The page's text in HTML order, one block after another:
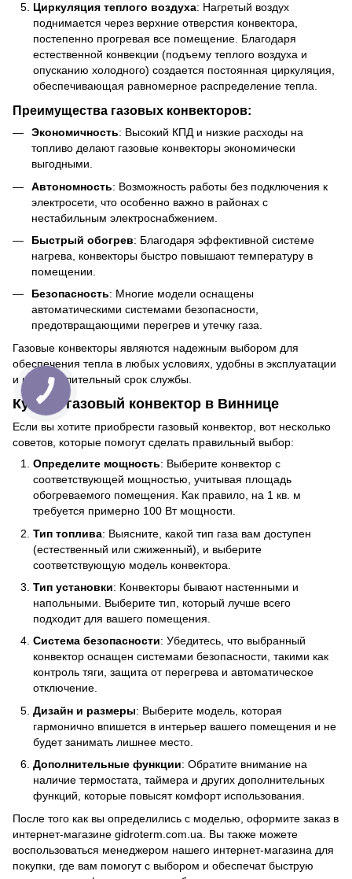
Циркуляция теплого воздуха: Нагретый воздух
поднимается через верхние отверстия конвектора,
постепенно прогревая все помещение. Благодаря
естественной конвекции (подъему теплого воздуха и
опусканию холодного) создается постоянная циркуляция,
обеспечивающая равномерное распределение тепла.
Преимущества газовых конвекторов:
Экономичность: Высокий КПД и низкие расходы на
топливо делают газовые конвекторы экономически
выгодными.
Автономность: Возможность работы без подключения к
электросети, что особенно важно в районах с
нестабильным электроснабжением.
Быстрый обогрев: Благодаря эффективной системе
нагрева, конвекторы быстро повышают температуру в
помещении.
Безопасность: Многие модели оснащены
автоматическими системами безопасности,
предотвращающими перегрев и утечку газа.
Газовые конвекторы являются надежным выбором для
обеспечения тепла в любых условиях, удобны в эксплуатации
и имеют длительный срок службы.
Купить газовый конвектор в Виннице
Если вы хотите приобрести газовый конвектор, вот несколько
советов, которые помогут сделать правильный выбор:
Определите мощность: Выберите конвектор с
соответствующей мощностью, учитывая площадь
обогреваемого помещения. Как правило, на 1 кв. м
требуется примерно 100 Вт мощности.
Тип топлива: Выясните, какой тип газа вам доступен
(естественный или сжиженный), и выберите
соответствующую модель конвектора.
Тип установки: Конвекторы бывают настенными и
напольными. Выберите тип, который лучше всего
подходит для вашего помещения.
Система безопасности: Убедитесь, что выбранный
конвектор оснащен системами безопасности, такими как
контроль тяги, защита от перегрева и автоматическое
отключение.
Дизайн и размеры: Выберите модель, которая
гармонично впишется в интерьер вашего помещения и не
будет занимать лишнее место.
Дополнительные функции: Обратите внимание на
наличие термостата, таймера и других дополнительных
функций, которые повысят комфорт использования.
После того как вы определились с моделью, оформите заказ в
интернет-магазине gidroterm.com.ua. Вы также можете
воспользоваться менеджером нашего интернет-магазина для
покупки, где вам помогут с выбором и обеспечат быструю